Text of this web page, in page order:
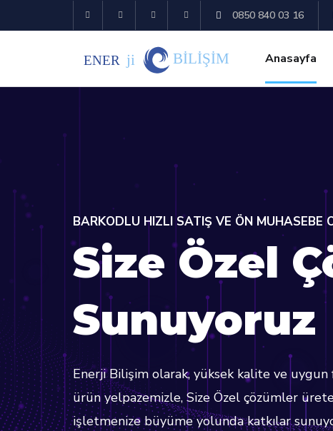
0850 840 03 16
Anasayfa
BARKODLU HIZLI SATIŞ VE ÖN MUHASEBE
Size Özel
Sunuyoruz
Enerji Bilişim olarak, yüksek kalite ve uygun
ürün yelpazemizle, Size Özel çözümler
işletmenize büyüme yolunda katkılar